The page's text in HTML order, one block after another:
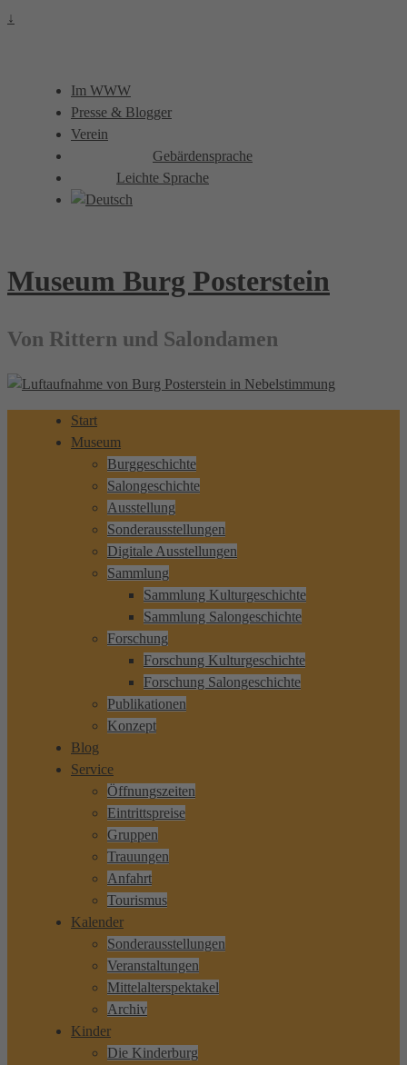
↓
Im WWW
Presse & Blogger
Verein
Gebärdensprache
Leichte Sprache
Museum Burg Posterstein
Von Rittern und Salondamen
Start
Museum
Burggeschichte
Salongeschichte
Ausstellung
Sonderausstellungen
Digitale Ausstellungen
Sammlung
Sammlung Kulturgeschichte
Sammlung Salongeschichte
Forschung
Forschung Kulturgeschichte
Forschung Salongeschichte
Publikationen
Konzept
Blog
Service
Öffnungszeiten
Eintrittspreise
Gruppen
Trauungen
Anfahrt
Tourismus
Kalender
Sonderausstellungen
Veranstaltungen
Mittelalterspektakel
Archiv
Kinder
Die Kinderburg